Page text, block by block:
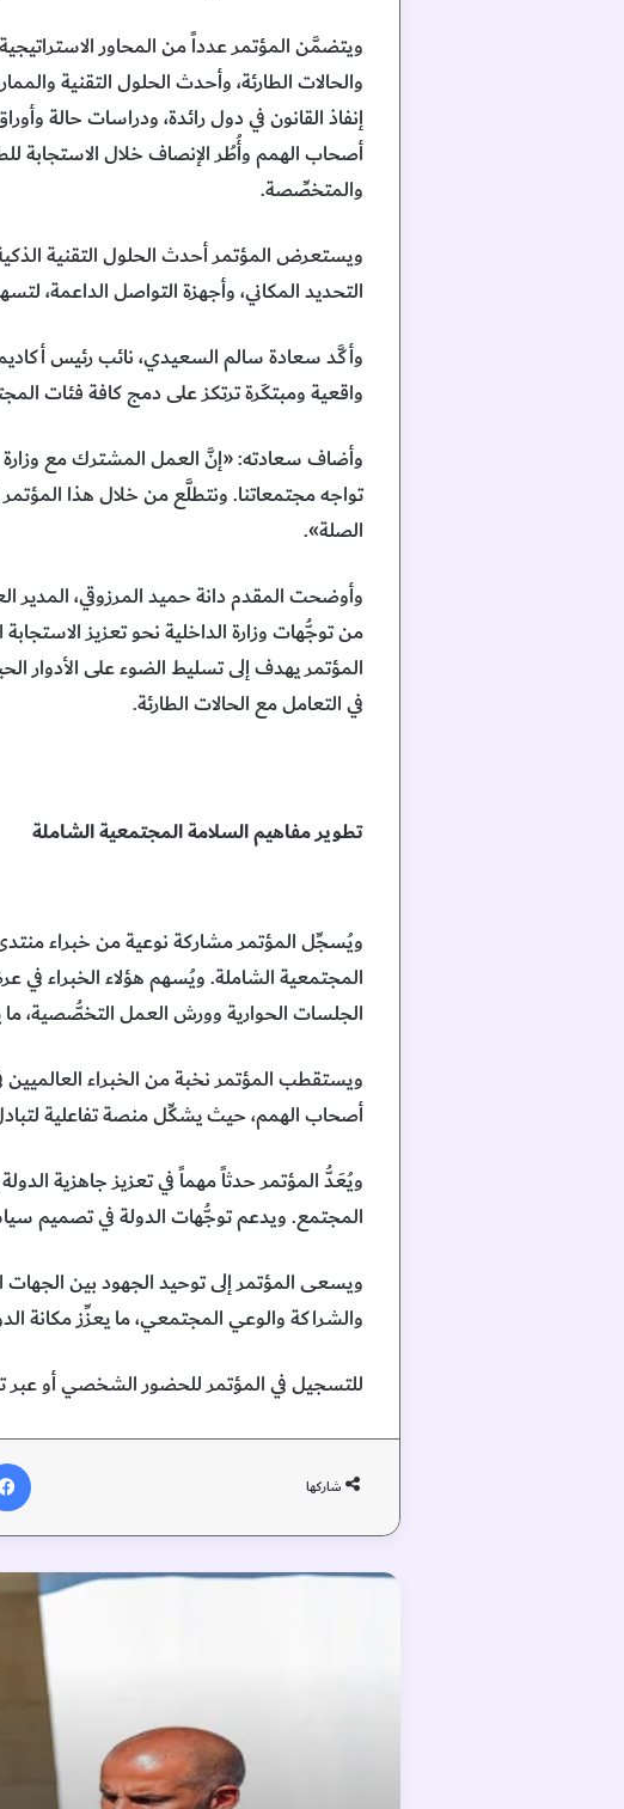
ويتضمَّن المؤتمر عدداً من المحاور
والحالات الطارئة، وأحدث الحلول التقنية
إنفاذ القانون في دول رائدة، ودراسات حالة
أصحاب الهمم وأُطُر الإنصاف خلال الاستجابة
والمتخصِّصة.
ويستعرض المؤتمر أحدث الحلول التقنية
التحديد المكاني، وأجهزة التواصل الداعمة،
وأكَّد سعادة سالم السعيدي، نائب رئيس
واقعية ومبتكَرة ترتكز على دمج كافة فئات
وأضاف سعادته: «إنَّ العمل المشترك مع وزارة
تواجه مجتمعاتنا. ونتطلَّع من خلال هذا
الصلة».
وأوضحت المقدم دانة حميد المرزوقي، المدير
من توجُّهات وزارة الداخلية نحو تعزيز
المؤتمر يهدف إلى تسليط الضوء على الأدوار
في التعامل مع الحالات الطارئة.
تطوير مفاهيم السلامة المجتمعية الشاملة
ويُسجِّل المؤتمر مشاركة نوعية من خبراء
المجتمعية الشاملة. ويُسهم هؤلاء الخبراء
الجلسات الحوارية وورش العمل التخصُّصية،
ويستقطب المؤتمر نخبة من الخبراء
أصحاب الهمم، حيث يشكِّل منصة تفاعلية
ويُعَدُّ المؤتمر حدثاً مهماً في تعزيز جاهزية
المجتمع. ويدعم توجُّهات الدولة في تصميم
ويسعى المؤتمر إلى توحيد الجهود بين الجهات
والشراكة والوعي المجتمعي، ما يعزِّز مكانة
للتسجيل في المؤتمر للحضور الشخصي أو عبر
شاركها